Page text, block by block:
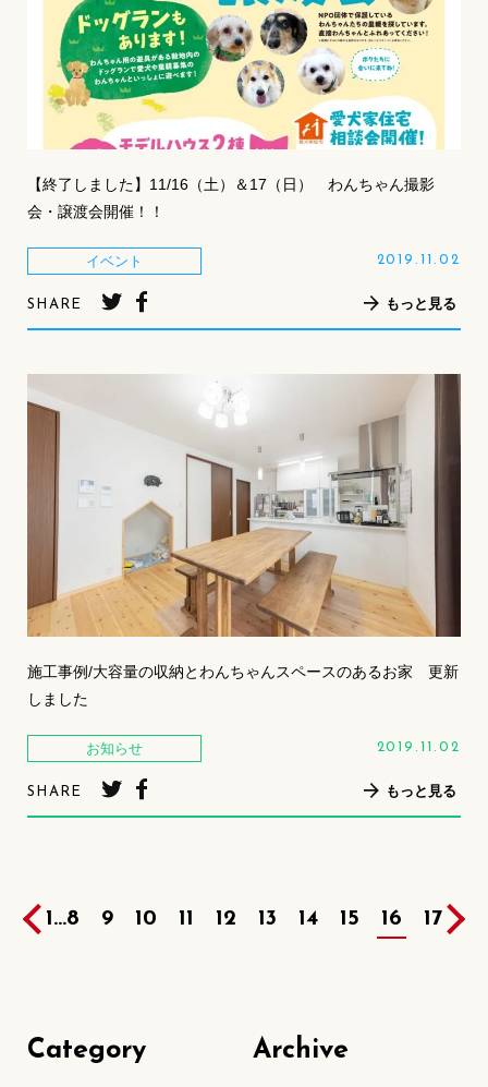
【終了しました】11/16（土）＆17（日） わんちゃん撮影
会・譲渡会開催！！
イベント 2019.11.02
SHARE もっと見る
施工事例/大容量の収納とわんちゃんスペースのあるお家 更新
しました
お知らせ 2019.11.02
SHARE もっと見る
1...8 9 10 11 12 13 14 15 16 17
Category Archive